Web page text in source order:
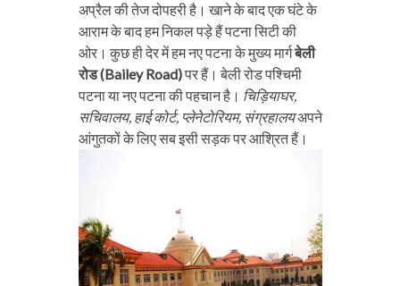
अप्रैल की तेज दोपहरी है। खाने के बाद एक घंटे के
आराम के बाद हम निकल पड़े हैं पटना सिटी की
ओर। कुछ ही देर में हम नए पटना के मुख्य मार्गबेली
रोड (Bailey Road)पर हैं। बेली रोड पश्चिमी
पटना या नए पटना की पहचान है। चिड़ियाघर,
सचिवालय, हाई कोर्ट, प्लेनेटोरियम, संग्रहालयअपने
आंगुतकों के लिए सब इसी सड़क पर आश्रित हैं।